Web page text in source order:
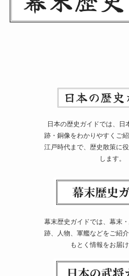
日本の歴史ガイドでは、日
跡・銅像をわかりやすくご
江戸時代まで、歴史散策に
します。
幕末歴史ガイドでは、幕末
跡、人物、軍艦などをご紹
もとく情報をお届け